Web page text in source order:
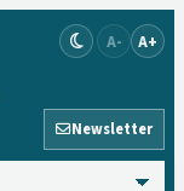
A- A+
Newsletter